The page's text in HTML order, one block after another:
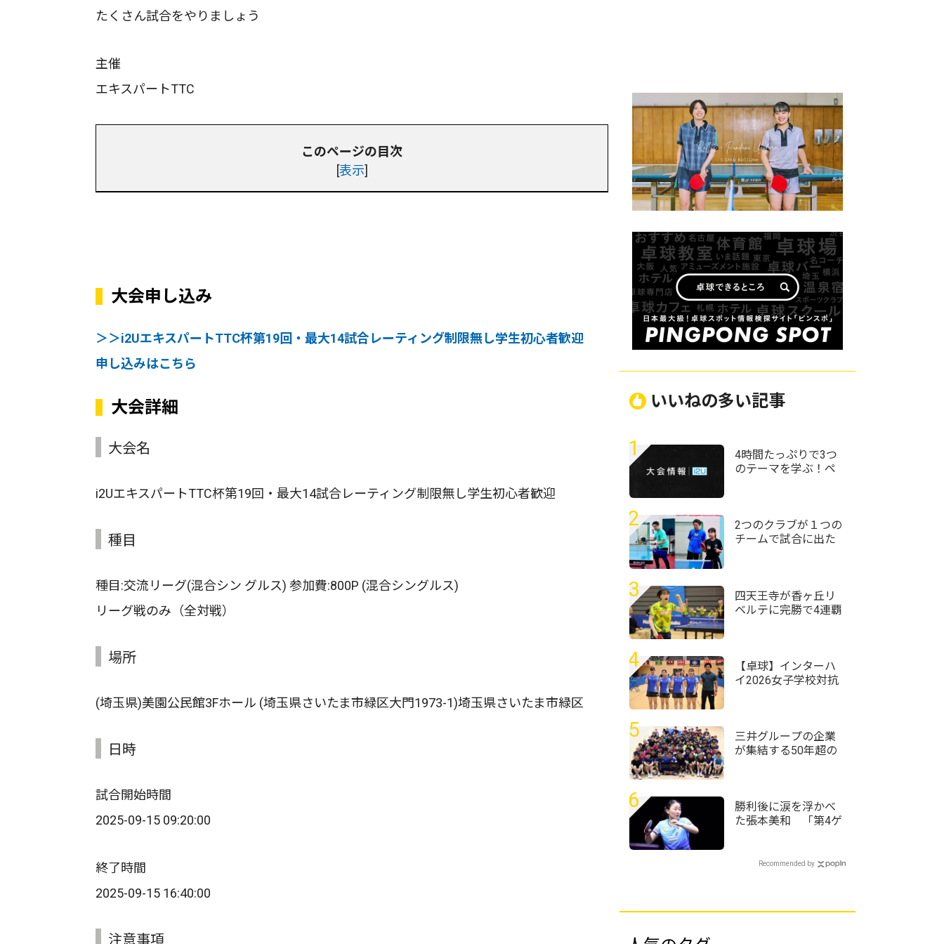
たくさん試合をやりましょう
主催
エキスパートTTC
このページの目次
[表示]
大会申し込み
＞＞i2UエキスパートTTC杯第19回・最大14試合レーティング制限無し学生初心者歓迎
申し込みはこちら
大会詳細
大会名
i2UエキスパートTTC杯第19回・最大14試合レーティング制限無し学生初心者歓迎
種目
種目:交流リーグ(混合シン グルス) 参加費:800P (混合シングルス)
リーグ戦のみ（全対戦）
場所
(埼玉県)美園公民館3Fホール (埼玉県さいたま市緑区大門1973-1)埼玉県さいたま市緑区
日時
試合開始時間
2025-09-15 09:20:00
終了時間
2025-09-15 16:40:00
注意事項
いいねの多い記事
1
4時間たっぷりで3つ
のテーマを学ぶ！ペ
2
2つのクラブが１つの
チームで試合に出た
3
四天王寺が香ヶ丘リ
ベルテに完勝で4連覇
子学校対抗＞
4
【卓球】インターハ
イ2026女子学校対抗
5
三井グループの企業
が集結する50年超の
球・オール三井2026
＞
6
勝利後に涙を浮かべ
た張本美和 「第4ゲ
WTTチャンピオンズ
Recommended by